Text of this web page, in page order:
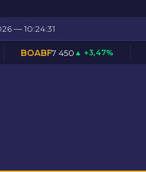
— 10:24:32
▲ +3,47% BOAC11 595